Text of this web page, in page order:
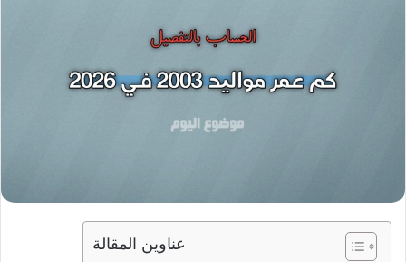
عناوين المقالة